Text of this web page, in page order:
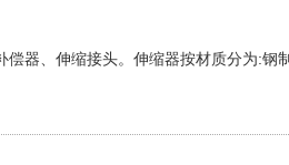
偿器、伸缩接头。伸缩器按材质分为:钢